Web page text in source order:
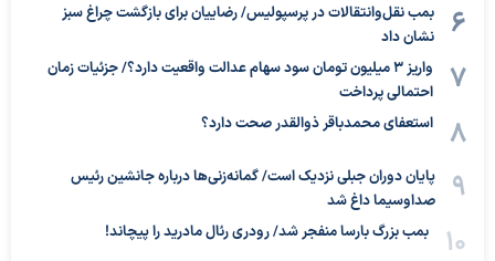
بمب نقل‌وانتقالات در پرسپولیس/ رضاییان برای بازگشت چراغ سبز
نشان داد
واریز ۳ میلیون تومان سود سهام عدالت واقعیت دارد؟/ جزئیات زمان
احتمالی پرداخت
استعفای محمدباقر ذوالقدر صحت دارد؟
پایان دوران جبلی نزدیک است/ گمانه‌زنی‌ها درباره جانشین رئیس
صداوسیما داغ شد
بمب بزرگ بارسا منفجر شد/ رودری رئال مادرید را پیچاند!